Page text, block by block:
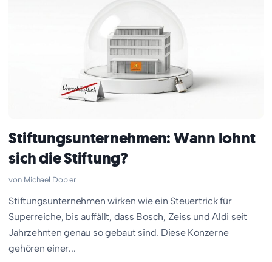
Stiftungsunternehmen: Wann lohnt
sich die Stiftung?
Michael Dobler
Stiftungsunternehmen wirken wie ein Steuertrick für
Superreiche, bis auffällt, dass Bosch, Zeiss und Aldi seit
Jahrzehnten genau so gebaut sind. Diese Konzerne
gehören einer...